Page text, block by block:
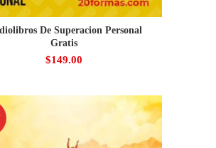
De Superacion Personal
Gratis
$149.00